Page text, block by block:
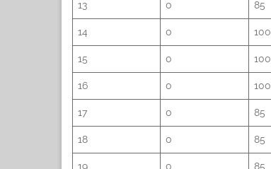
13 0 85
14 0 100
15 0 100
16 0 100
17 0 85
18 0 85
19 0 85